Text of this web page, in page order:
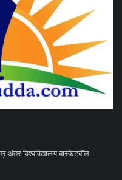
अंतर विश्वविद्यालय बास्केटबॉल...